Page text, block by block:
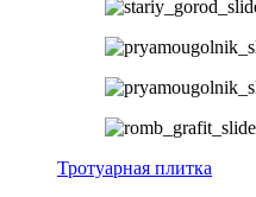
Тротуарная плитка